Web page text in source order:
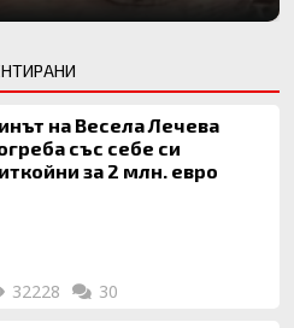
на Весела Лечева
със себе си
за 2 млн. евро
32228 30